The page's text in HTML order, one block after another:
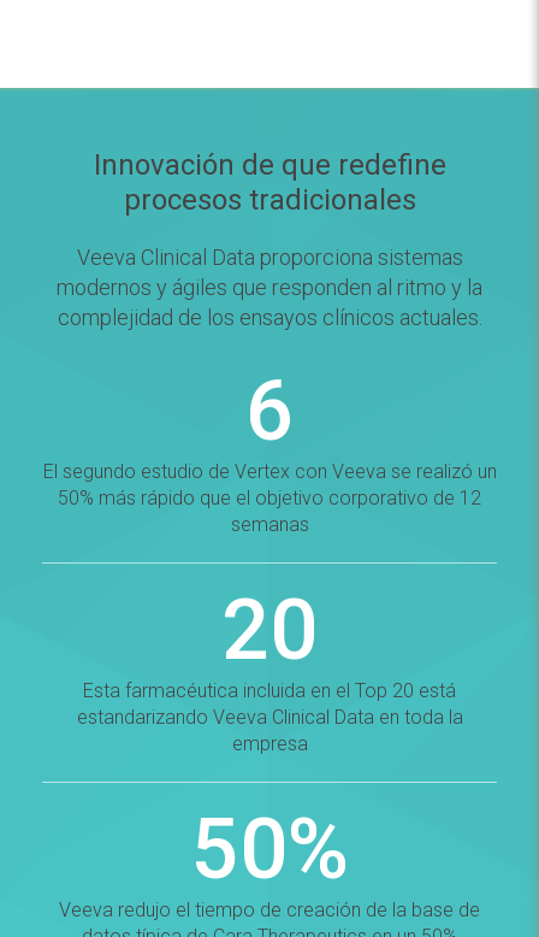
Innovación de que redefine
procesos tradicionales
Veeva Clinical Data proporciona sistemas
modernos y ágiles que responden al ritmo y la
complejidad de los ensayos clínicos actuales.
6
El segundo estudio de Vertex con Veeva se realizó un
50% más rápido que el objetivo corporativo de 12
semanas
20
Esta farmacéutica incluida en el Top 20 está
estandarizando Veeva Clinical Data en toda la
empresa
50%
Veeva redujo el tiempo de creación de la base de